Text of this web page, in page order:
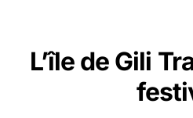
L’île de Gili